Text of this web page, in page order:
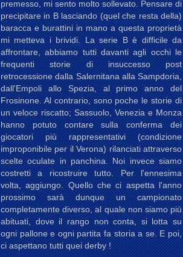
premesso, mi sento molto sollevato. Pensare di
precipitare in B lasciando (quel che resta della)
baracca e burattini in mano a questa proprietà
mi metteva i brividi. La serie B è difficile da
affrontare, abbiamo tutti davanti agli occhi le
frequenti storie di insuccesso post
retrocessione dalla Salernitana alla Sampdoria,
dall'Empoli allo Spezia, al primo anno del
Frosinone. Al contrario, sono poche le storie di
un veloce riscatto; Sassuolo, Venezia e Monza
hanno potuto contare sulla conferma dei
giocatori più rappresentativi (condizione
improponibile per il Verona) rilanciati attraverso
scelte oculate in panchina. Noi invece siamo
costretti a ricostruire tutto. Per l'ennesima
volta, aggiungo. Quello che ci aspetta l'anno
prossimo sarà dunque un campionato
completamente diverso, al quale non siamo più
abituati, dove il rango non conta, si lotta su
ogni pallone e ogni partita fa storia a se. E poi,
ci aspettano tutti quei derby !